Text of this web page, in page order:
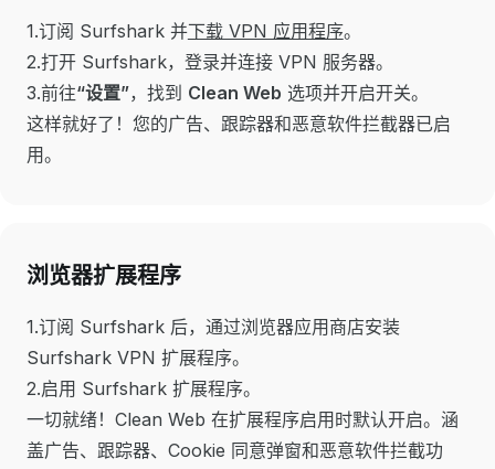
1.订阅 Surfshark 并下载 VPN 应用程序。
2.打开 Surfshark，登录并连接 VPN 服务器。
3.前往“设置”，找到 Clean Web 选项并开启开关。
这样就好了！您的广告、跟踪器和恶意软件拦截器已启
用。
浏览器扩展程序
1.订阅 Surfshark 后，通过浏览器应用商店安装
Surfshark VPN 扩展程序。
2.启用 Surfshark 扩展程序。
一切就绪！Clean Web 在扩展程序启用时默认开启。涵
盖广告、跟踪器、Cookie 同意弹窗和恶意软件拦截功